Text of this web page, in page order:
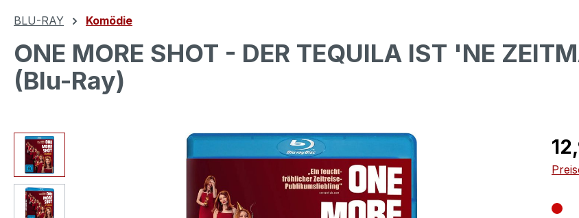
BLU-RAY Komödie
ONE MORE SHOT - DER TEQUILA IST 'NE
(Blu-Ray)
Bildergalerie überspringen